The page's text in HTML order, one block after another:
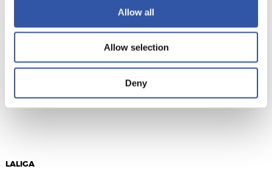
Allow all
Allow selection
Deny
4-0
CÁDIZ C.F.
LALIGA